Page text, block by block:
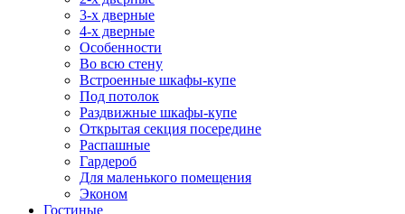
3-х дверные
4-х дверные
Особенности
Во всю стену
Встроенные шкафы-купе
Под потолок
Раздвижные шкафы-купе
Открытая секция посередине
Распашные
Гардероб
Для маленького помещения
Эконом
Гостиные